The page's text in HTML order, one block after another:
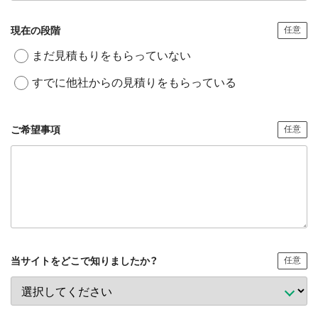
現在の段階 任意
まだ見積もりをもらっていない
すでに他社からの見積りをもらっている
ご希望事項 任意
当サイトをどこで知りましたか？ 任意